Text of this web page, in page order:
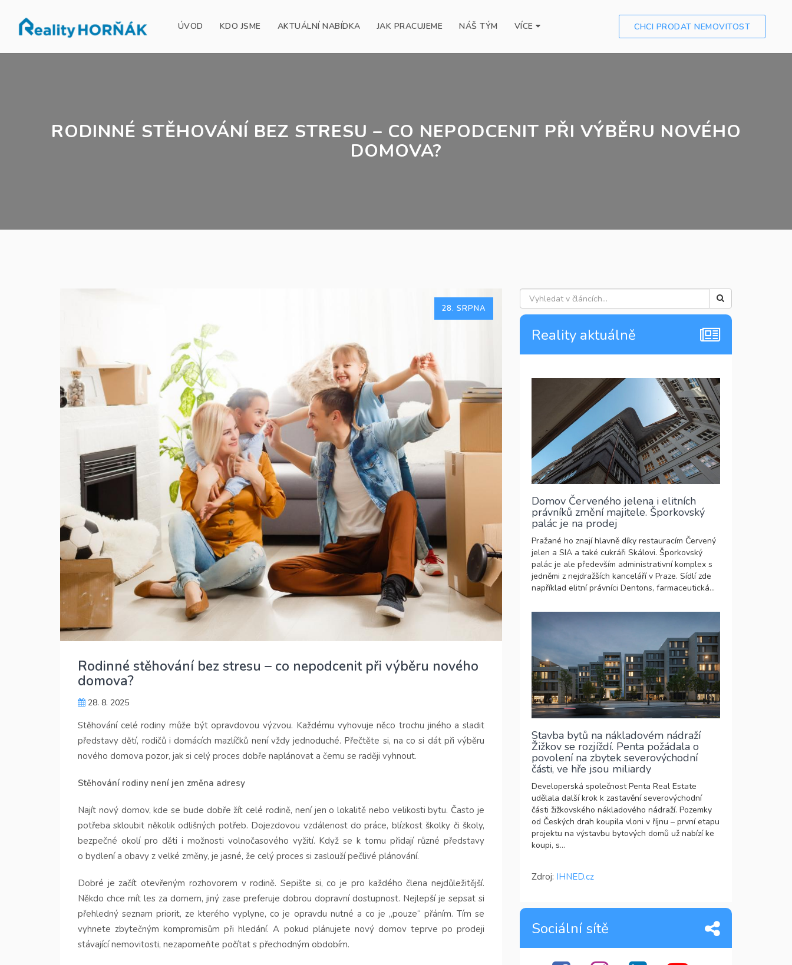
ÚVOD KDO JSME AKTUÁLNÍ NABÍDKA JAK PRACUJEME NÁŠ TÝM VÍCE CHCI PRODAT NEMOVITOST
RODINNÉ STĚHOVÁNÍ BEZ STRESU – CO NEPODCENIT PŘI VÝBĚRU NOVÉHO
DOMOVA?
Rodinné stěhování bez stresu – co nepodcenit při výběru nového
domova?
28. 8. 2025
28. SRPNA
Stěhování celé rodiny může být opravdovou výzvou. Každému vyhovuje něco trochu jiného a sladit
představy dětí, rodičů i domácích mazlíčků není vždy jednoduché. Přečtěte si, na co si dát při výběru
nového domova pozor, jak si celý proces dobře naplánovat a čemu se raději vyhnout.
Stěhování rodiny není jen změna adresy
Najít nový domov, kde se bude dobře žít celé rodině, není jen o lokalitě nebo velikosti bytu. Často je
potřeba skloubit několik odlišných potřeb. Dojezdovou vzdálenost do práce, blízkost školky či školy,
bezpečné okolí pro děti i možnosti volnočasového vyžití. Když se k tomu přidají různé představy
o bydlení a obavy z velké změny, je jasné, že celý proces si zaslouží pečlivé plánování.
Dobré je začít otevřeným rozhovorem v rodině. Sepište si, co je pro každého člena nejdůležitější.
Někdo chce mít les za domem, jiný zase preferuje dobrou dopravní dostupnost. Nejlepší je sepsat si
přehledný seznam priorit, ze kterého vyplyne, co je opravdu nutné a co je „pouze“ přáním. Tím se
vyhnete zbytečným kompromisům při hledání. A pokud plánujete nový domov teprve po prodeji
stávající nemovitosti, nezapomeňte počítat s přechodným obdobím.
Reality aktuálně
Domov Červeného jelena i elitních
právníků změní majitele. Šporkovský
palác je na prodej
Pražané ho znají hlavně díky restauracím Červený
jelen a SIA a také cukráři Skálovi. Šporkovský
palác je ale především administrativní komplex s
jedněmi z nejdražších kanceláří v Praze. Sídlí zde
například elitní právníci Dentons, farmaceutická...
Stavba bytů na nákladovém nádraží
Žižkov se rozjíždí. Penta požádala o
povolení na zbytek severovýchodní
části, ve hře jsou miliardy
Developerská společnost Penta Real Estate
udělala další krok k zastavění severovýchodní
části žižkovského nákladového nádraží. Pozemky
od Českých drah koupila vloni v říjnu – první etapu
projektu na výstavbu bytových domů už nabízí ke
koupi, s...
Zdroj: IHNED.cz
Sociální sítě